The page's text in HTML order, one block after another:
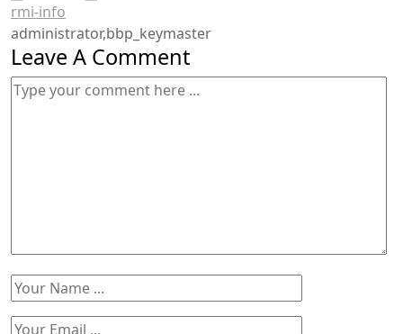
rmi-info
administrator,bbp_keymaster
Leave A Comment